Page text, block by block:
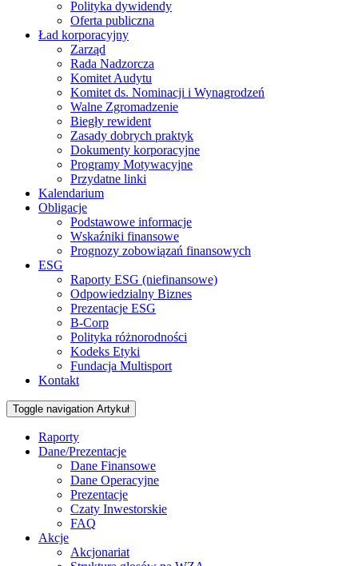
Polityka dywidendy
Oferta publiczna
Ład korporacyjny
Zarząd
Rada Nadzorcza
Komitet Audytu
Komitet ds. Nominacji i Wynagrodzeń
Walne Zgromadzenie
Biegły rewident
Zasady dobrych praktyk
Dokumenty korporacyjne
Programy Motywacyjne
Przydatne linki
Kalendarium
Obligacje
Podstawowe informacje
Wskaźniki finansowe
Prognozy zobowiązań finansowych
ESG
Raporty ESG (niefinansowe)
Odpowiedzialny Biznes
Prezentacje ESG
B-Corp
Polityka różnorodności
Kodeks Etyki
Fundacja Multisport
Kontakt
Toggle navigation Artykuł
Raporty
Dane/Prezentacje
Dane Finansowe
Dane Operacyjne
Prezentacje
Czaty Inwestorskie
FAQ
Akcje
Akcjonariat